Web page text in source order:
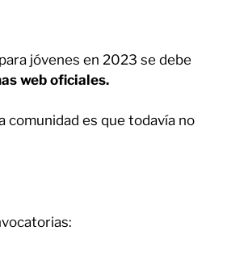
jóvenes en 2023 se debe
web oficiales.
comunidad es que todavía no